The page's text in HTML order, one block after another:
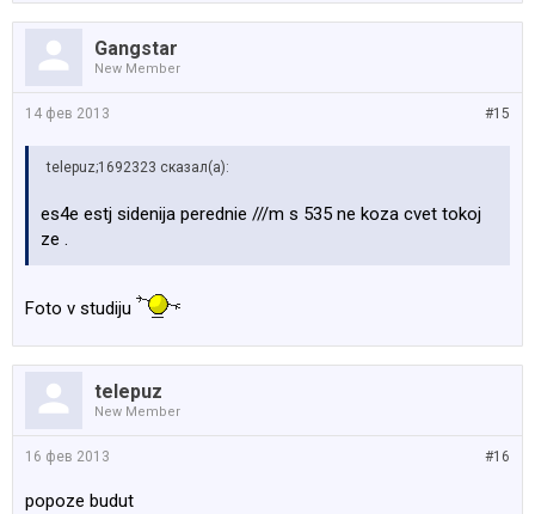
Gangstar
New Member
#15
14 фев 2013
telepuz;1692323 сказал(а):
es4e estj sidenija perednie ///m s 535 ne koza cvet tokoj
ze .
Foto v studiju
telepuz
New Member
#16
16 фев 2013
popoze budut